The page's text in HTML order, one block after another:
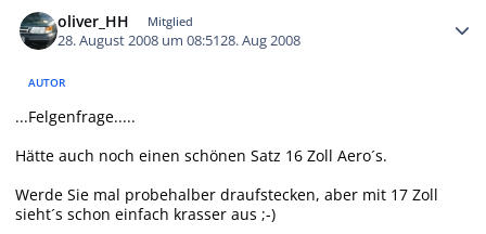
oliver_HH Mitglied
28. August 2008 um 08:5128. Aug 2008
AUTOR
...Felgenfrage.....
Hätte auch noch einen schönen Satz 16 Zoll Aero´s.
Werde Sie mal probehalber draufstecken, aber mit 17 Zoll
sieht´s schon einfach krasser aus ;-)